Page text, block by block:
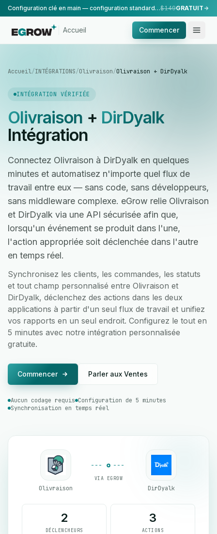
Configuration clé en main — configuration standard, réalisée par notre équipe.$149GRATUIT
Accueil Commencer
Accueil/INTÉGRATIONS/Olivraison/Olivraison + DirDyalk
INTÉGRATION VÉRIFIÉE
Olivraison + DirDyalk
Intégration
Connectez Olivraison à DirDyalk en quelques
minutes et automatisez n'importe quel flux de
travail entre eux — sans code, sans développeurs,
sans middleware complexe. eGrow relie Olivraison
et DirDyalk via une API sécurisée afin que,
lorsqu'un événement se produit dans l'une,
l'action appropriée soit déclenchée dans l'autre
en temps réel.
Synchronisez les clients, les commandes, les statuts
et tout champ personnalisé entre Olivraison et
DirDyalk, déclenchez des actions dans les deux
applications à partir d'un seul flux de travail et unifiez
vos rapports en un seul endroit. Configurez le tout en
5 minutes avec notre intégration personnalisée
gratuite.
Commencer Parler aux Ventes
Aucun codage requis Configuration de 5 minutes
Synchronisation en temps réel
Olivraison
VIA EGROW
DirDyalk
2
DÉCLENCHEURS
3
ACTIONS